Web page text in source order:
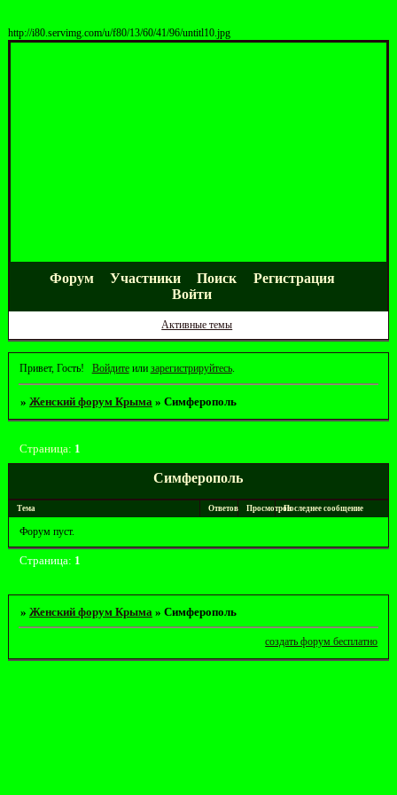
http://i80.servimg.com/u/f80/13/60/41/96/untitl10.jpg
Форум Участники Поиск
Регистрация
Войти
Активные темы
Привет, Гость! Войдитеили зарегистрируйтесь.
» Женский форум Крыма » Симферополь
Симферополь
Страница: 1
Тема Ответов ПросмотровПоследнее сообщение
Форум пуст.
Страница: 1
» Женский форум Крыма » Симферополь
создать форум бесплатно